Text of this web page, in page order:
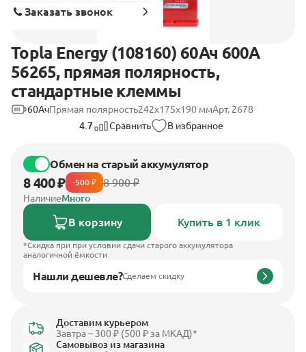
Topla Energy (108160) 60Ач 600А
56265, прямая полярность,
стандартные клеммы
60АчПрямая полярность242x175x190 ммАрт. 2678
4.7
Сравнить В избранное
Обмен на старый аккумулятор
8 400 ₽ -500 ₽ 8 900 ₽
НаличиеМного
В корзину Купить в 1 клик
*Скидка при при условии сдачи старого аккумулятора
аналогичной ёмкости
Нашли дешевле?Сделаем скидку
Доставим курьером
Завтра – 300 ₽ (500 ₽ за МКАД)*
Самовывоз из магазина
Заказать звонок